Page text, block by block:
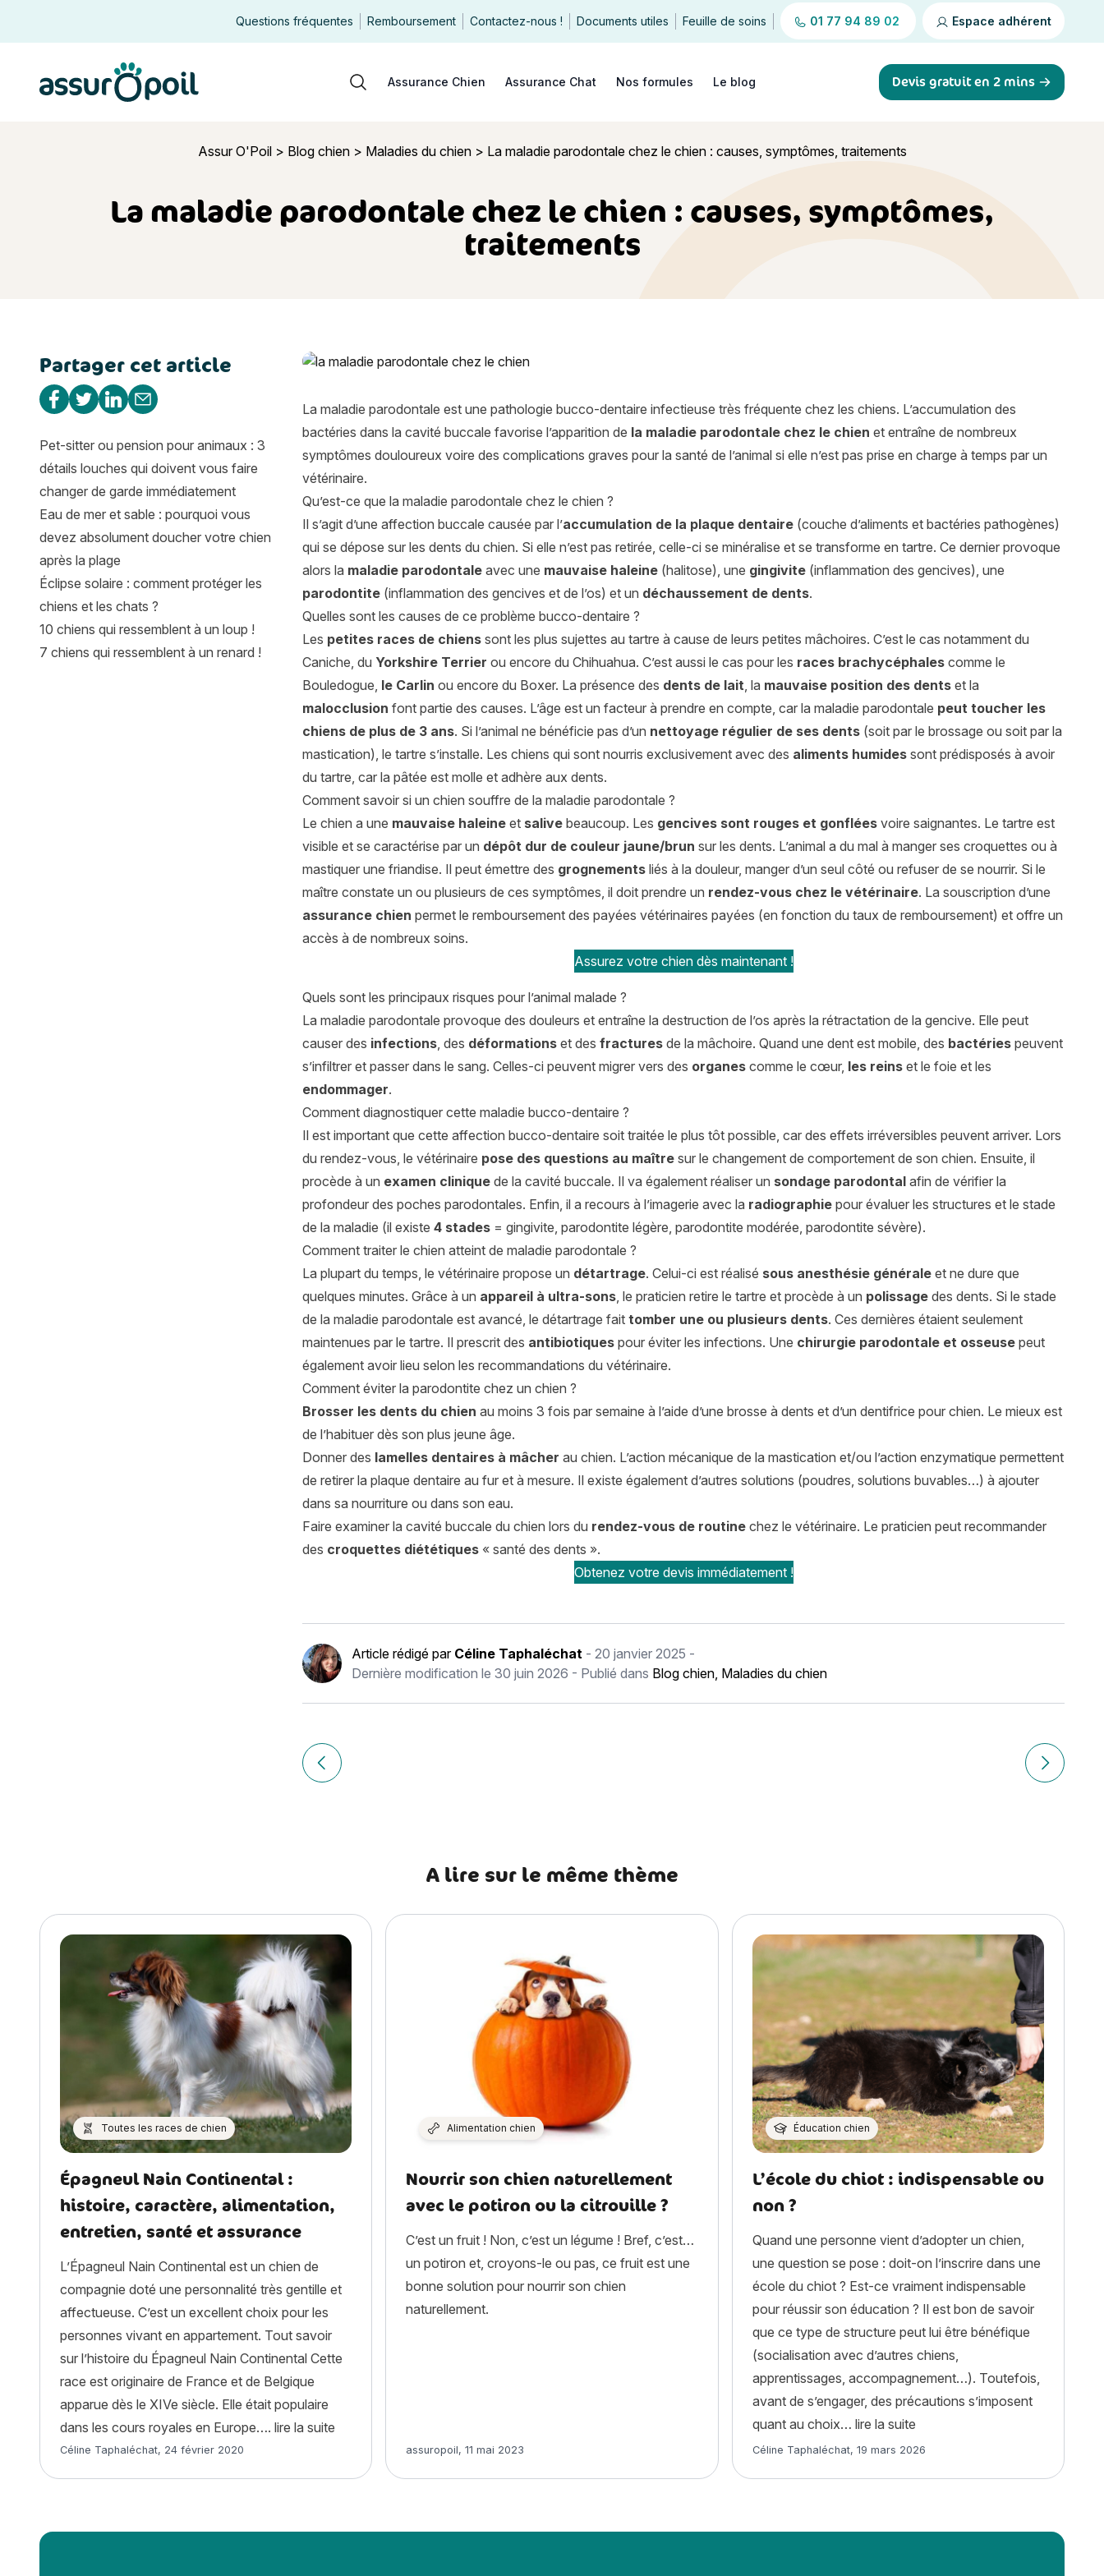
Questions fréquentes Remboursement Contactez-nous ! Documents utiles Feuille de soins 01 77 94 89 02 Espace adhérent
Rechercher
Assurance Chien Assurance Chat Nos formules Le blog Devis gratuit en 2 mins
Assur O'Poil> Blog chien> Maladies du chien> La maladie parodontale chez le chien : causes, symptômes, traitements
La maladie parodontale chez le chien : causes, symptômes,
traitements
La maladie parodontale chez le chien : causes, symptômes, traitements
La maladie parodontale est une pathologie bucco-dentaire infectieuse très fréquente chez les chiens. L’accumulation des
bactéries dans la cavité buccale favorise l’apparition de la maladie parodontale chez le chien et entraîne de nombreux
symptômes douloureux voire des complications graves pour la santé de l’animal si elle n’est pas prise en charge à temps par un
vétérinaire.
Qu’est-ce que la maladie parodontale chez le chien ?
Il s’agit d’une affection buccale causée par l’accumulation de la plaque dentaire (couche d’aliments et bactéries pathogènes)
qui se dépose sur les dents du chien. Si elle n’est pas retirée, celle-ci se minéralise et se transforme en tartre. Ce dernier provoque
alors la maladie parodontale avec une mauvaise haleine (halitose), une gingivite (inflammation des gencives), une
parodontite (inflammation des gencives et de l’os) et un déchaussement de dents.
Quelles sont les causes de ce problème bucco-dentaire ?
Les petites races de chiens sont les plus sujettes au tartre à cause de leurs petites mâchoires. C’est le cas notamment du
Caniche, du Yorkshire Terrier ou encore du Chihuahua. C’est aussi le cas pour les races brachycéphales comme le
Bouledogue, le Carlin ou encore du Boxer. La présence des dents de lait, la mauvaise position des dents et la
malocclusion font partie des causes. L’âge est un facteur à prendre en compte, car la maladie parodontale peut toucher les
chiens de plus de 3 ans. Si l’animal ne bénéficie pas d’un nettoyage régulier de ses dents (soit par le brossage ou soit par la
mastication), le tartre s’installe. Les chiens qui sont nourris exclusivement avec des aliments humides sont prédisposés à avoir
du tartre, car la pâtée est molle et adhère aux dents.
Comment savoir si un chien souffre de la maladie parodontale ?
Le chien a une mauvaise haleine et salive beaucoup. Les gencives sont rouges et gonflées voire saignantes. Le tartre est
visible et se caractérise par un dépôt dur de couleur jaune/brun sur les dents. L’animal a du mal à manger ses croquettes ou à
mastiquer une friandise. Il peut émettre des grognements liés à la douleur, manger d’un seul côté ou refuser de se nourrir. Si le
maître constate un ou plusieurs de ces symptômes, il doit prendre un rendez-vous chez le vétérinaire. La souscription d’une
assurance chien permet le remboursement des payées vétérinaires payées (en fonction du taux de remboursement) et offre un
accès à de nombreux soins.
Assurez votre chien dès maintenant !
Quels sont les principaux risques pour l’animal malade ?
La maladie parodontale provoque des douleurs et entraîne la destruction de l’os après la rétractation de la gencive. Elle peut
causer des infections, des déformations et des fractures de la mâchoire. Quand une dent est mobile, des bactéries peuvent
s’infiltrer et passer dans le sang. Celles-ci peuvent migrer vers des organes comme le cœur, les reins et le foie et les
endommager.
Comment diagnostiquer cette maladie bucco-dentaire ?
Il est important que cette affection bucco-dentaire soit traitée le plus tôt possible, car des effets irréversibles peuvent arriver. Lors
du rendez-vous, le vétérinaire pose des questions au maître sur le changement de comportement de son chien. Ensuite, il
procède à un examen clinique de la cavité buccale. Il va également réaliser un sondage parodontal afin de vérifier la
profondeur des poches parodontales. Enfin, il a recours à l’imagerie avec la radiographie pour évaluer les structures et le stade
de la maladie (il existe 4 stades = gingivite, parodontite légère, parodontite modérée, parodontite sévère).
Comment traiter le chien atteint de maladie parodontale ?
La plupart du temps, le vétérinaire propose un détartrage. Celui-ci est réalisé sous anesthésie générale et ne dure que
quelques minutes. Grâce à un appareil à ultra-sons, le praticien retire le tartre et procède à un polissage des dents. Si le stade
de la maladie parodontale est avancé, le détartrage fait tomber une ou plusieurs dents. Ces dernières étaient seulement
maintenues par le tartre. Il prescrit des antibiotiques pour éviter les infections. Une chirurgie parodontale et osseuse peut
également avoir lieu selon les recommandations du vétérinaire.
Comment éviter la parodontite chez un chien ?
Brosser les dents du chien au moins 3 fois par semaine à l’aide d’une brosse à dents et d’un dentifrice pour chien. Le mieux est
de l’habituer dès son plus jeune âge.
Donner des lamelles dentaires à mâcher au chien. L’action mécanique de la mastication et/ou l’action enzymatique permettent
de retirer la plaque dentaire au fur et à mesure. Il existe également d’autres solutions (poudres, solutions buvables…) à ajouter
dans sa nourriture ou dans son eau.
Faire examiner la cavité buccale du chien lors du rendez-vous de routine chez le vétérinaire. Le praticien peut recommander
des croquettes diététiques « santé des dents ».
Obtenez votre devis immédiatement !
Article rédigé par Céline Taphaléchat - 20 janvier 2025 -
Dernière modification le 30 juin 2026 - Publié dans Blog chien, Maladies du chien
Navigation
de
Article précédent 8 maladies de l’hiver à connaître chez le chat Article
Partager cet article
Partager sur Facebook
Partager sur Twitter
Partager sur Linkedin
Partager par e-mail
Pet-sitter ou pension pour animaux : 3
détails louches qui doivent vous faire
changer de garde immédiatement
Eau de mer et sable : pourquoi vous
devez absolument doucher votre chien
après la plage
Éclipse solaire : comment protéger les
chiens et les chats ?
10 chiens qui ressemblent à un loup !
7 chiens qui ressemblent à un renard !
A lire sur le même thème
Toutes les races de chien
Épagneul Nain Continental :
histoire, caractère, alimentation,
entretien, santé et assurance
L’Épagneul Nain Continental est un chien de
compagnie doté une personnalité très gentille et
affectueuse. C’est un excellent choix pour les
personnes vivant en appartement. Tout savoir
sur l’histoire du Épagneul Nain Continental Cette
race est originaire de France et de Belgique
apparue dès le XIVe siècle. Elle était populaire
dans les cours royales en Europe…. lire la suite « Épagneul Nain Continental : histoire, caractère, alimentation, entretien, santé et assurance »
Article rédigé par
Céline Taphaléchat, 24 février 2020
Alimentation chien
Nourrir son chien naturellement
avec le potiron ou la citrouille ?
C’est un fruit ! Non, c’est un légume ! Bref, c’est…
un potiron et, croyons-le ou pas, ce fruit est une
bonne solution pour nourrir son chien
naturellement.
Article rédigé par
assuropoil,11 mai 2023
Éducation chien
L’école du chiot : indispensable ou
non ?
Quand une personne vient d’adopter un chien,
une question se pose : doit-on l’inscrire dans une
école du chiot ? Est-ce vraiment indispensable
pour réussir son éducation ? Il est bon de savoir
que ce type de structure peut lui être bénéfique
(socialisation avec d’autres chiens,
apprentissages, accompagnement…). Toutefois,
avant de s’engager, des précautions s’imposent
quant au choix… lire la suite« L’école du chiot :
Article rédigé par
Céline Taphaléchat, 19 mars 2026